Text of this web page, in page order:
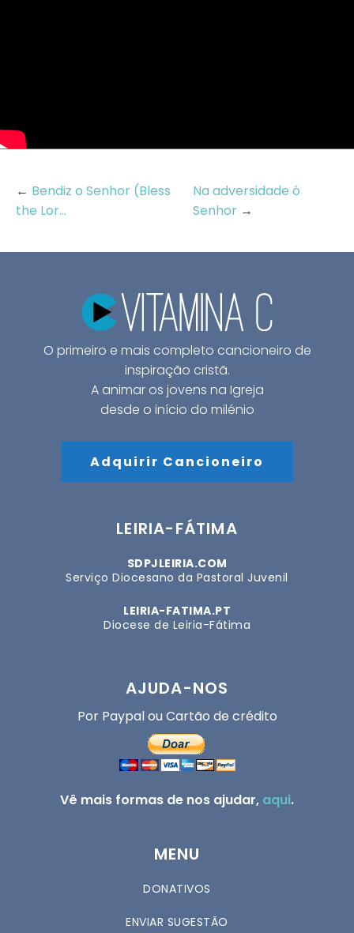
← Bendiz o Senhor (Bless
the Lor...
Na adversidade ó
Senhor →
O primeiro e mais completo cancioneiro de
inspiração cristã.
A animar os jovens na Igreja
desde o início do milénio
Adquirir Cancioneiro
LEIRIA-FÁTIMA
SDPJLEIRIA.COM
Serviço Diocesano da Pastoral Juvenil
LEIRIA-FATIMA.PT
Diocese de Leiria-Fátima
AJUDA-NOS
Por Paypal ou Cartão de crédito
Vê mais formas de nos ajudar, aqui.
MENU
DONATIVOS
ENVIAR SUGESTÃO